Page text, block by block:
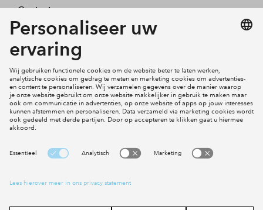
Contact
Mijn profiel
Social Media
Cookies